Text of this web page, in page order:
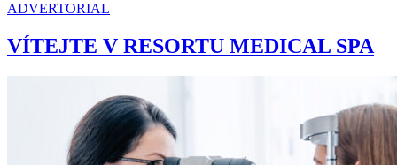
ADVERTORIAL
VÍTEJTE V RESORTU MEDICAL SPA